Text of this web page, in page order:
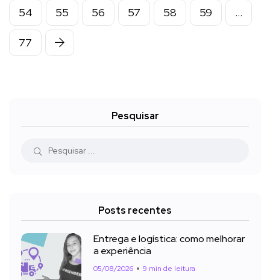
54 55 56 57 58 59 …
77
Pesquisar
Posts recentes
Entrega e logística: como melhorar
a experiência
05/08/2026 9 min de leitura